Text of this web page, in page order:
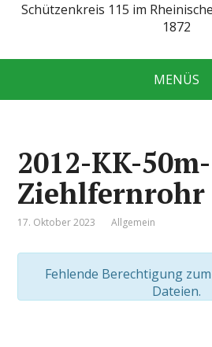
Schützenkreis 115 im
1872
MENÜS
2012-KK-50m-
Ziehlfernrohr
17. Oktober 2023 Allgemein
Fehlende Berechtigung
Dateien.